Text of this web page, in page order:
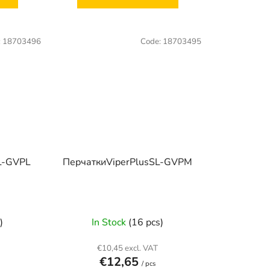
GVPL
18703496
ПерчаткиViperPlusSL-GVPM
In Stock (16 pcs)
€10,45 excl. VAT
€12,65/ pcs
Code: 18703495